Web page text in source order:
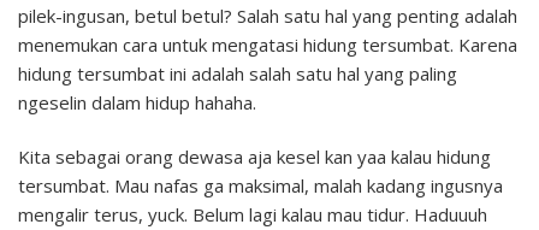
pilek-ingusan, betul betul? Salah satu hal yang penting adalah
menemukan cara untuk mengatasi hidung tersumbat. Karena
hidung tersumbat ini adalah salah satu hal yang paling
ngeselin dalam hidup hahaha.
Kita sebagai orang dewasa aja kesel kan yaa kalau hidung
tersumbat. Mau nafas ga maksimal, malah kadang ingusnya
mengalir terus, yuck. Belum lagi kalau mau tidur. Haduuuh